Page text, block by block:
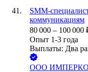
SMM-
коммуникациям
80 000 – 100 000
Опыт 1-3 года
Выплаты: Два
ООО